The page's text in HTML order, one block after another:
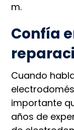
m.
Confía
Cuando
importante
años de